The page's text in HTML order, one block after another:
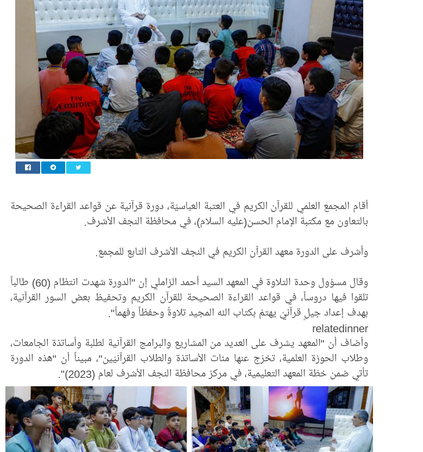
أقام المجمع العلمي للقرآن الكريم في العتبة العباسيّة، دورة قرآنية عن قواعد القراءة الصحيحة
بالتعاون مع مكتبة الإمام الحسن(عليه السلام)، في محافظة النجف الأشرف.
وأشرف على الدورة معهد القرآن الكريم في النجف الأشرف التابع للمجمع.
وقال مسؤول وحدة التلاوة في المعهد السيد أحمد الزاملي إن "الدورة شهدت انتظام (60) طالباً
تلقوا فيها دروساً، في قواعد القراءة الصحيحة للقرآن الكريم وتحفيظ بعض السور القرآنية،
بهدف إعداد جيلٍ قرآنيّ يهتمّ بكتاب الله المجيد تلاوةً وحفظاً وفهماً".
relatedinner
وأضاف أن "المعهد يشرف على العديد من المشاريع والبرامج القرآنية لطلبة وأساتذة الجامعات،
وطلاب الحوزة العلمية، تخرّج عنها مئات الأساتذة والطلاب القرآنيّين"، مبيناً أن "هذه الدورة
تأتي ضمن خطّة المعهد التعليمية، في مركز محافظة النجف الأشرف لعام (2023)".